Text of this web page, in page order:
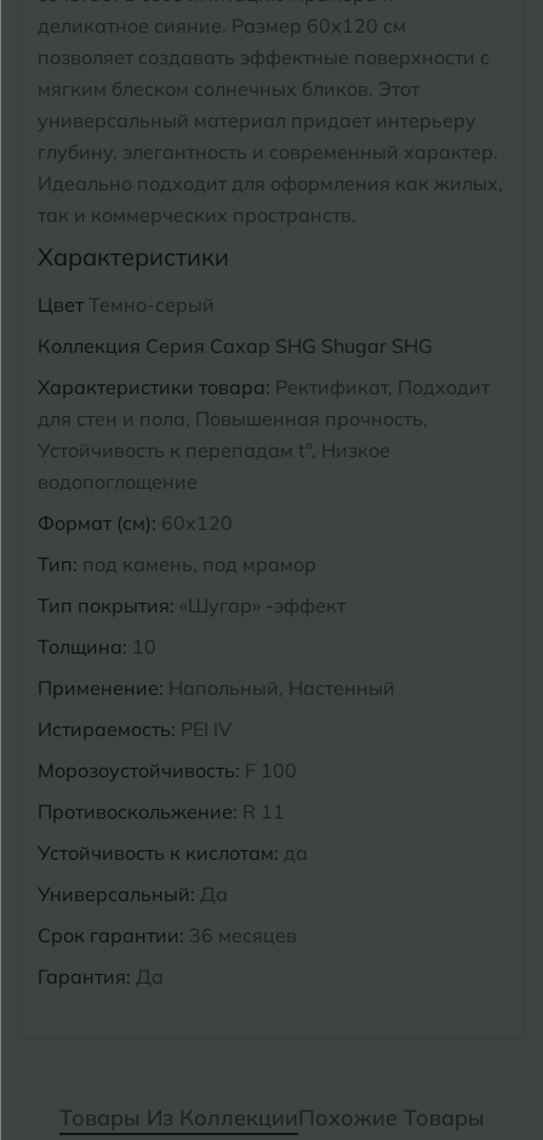
деликатное сияние. Размер 60x120 см
позволяет создавать эффектные поверхности с
мягким блеском солнечных бликов. Этот
универсальный материал придает интерьеру
глубину, элегантность и современный характер.
Идеально подходит для оформления как жилых,
так и коммерческих пространств.
Характеристики
Цвет Темно-серый
Коллекция Серия Сахар SHG Shugar SHG
Характеристики товара: Ректификат, Подходит
для стен и пола, Повышенная прочность,
Устойчивость к перепадам t°, Низкое
водопоглощение
Формат (см): 60x120
Тип: под камень, под мрамор
Тип покрытия: «Шугар» -эффект
Толщина: 10
Применение: Напольный, Настенный
Истираемость: PEI IV
Морозоустойчивость: F 100
Противоскольжение: R 11
Устойчивость к кислотам: да
Универсальный: Да
Срок гарантии: 36 месяцев
Гарантия: Да
Товары Из КоллекцииПохожие Товары
Казань
Кемерово
Ковров
Курган
Магнитогорск
Майкоп
Муром
Томск
Тула
Тюмень
У
Х Химки
Ч
Э Энгельс
Ярославль